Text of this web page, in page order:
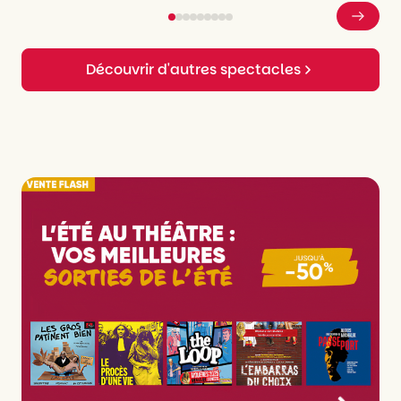
Découvrir d'autres spectacles